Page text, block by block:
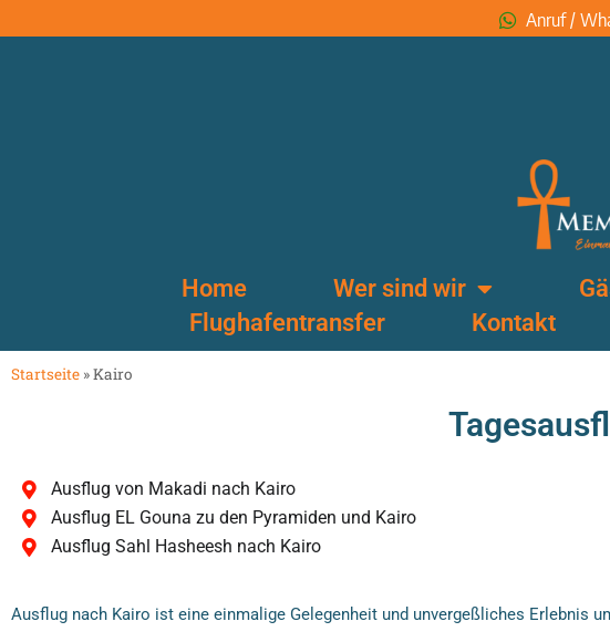
Anruf /
Home Wer sind wir
Flughafentransfer
Kontakt
Startseite »Kairo
Ausflug von Makadi nach Kairo
Ausflug EL Gouna zu den Pyramiden und Kairo
Ausflug Sahl Hasheesh nach Kairo
Ausflug nach Kairo ist eine einmalige Gelegenheit und unvergeßliches Erlebnis